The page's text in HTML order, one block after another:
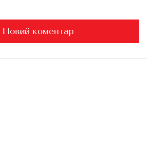
Новий коментар